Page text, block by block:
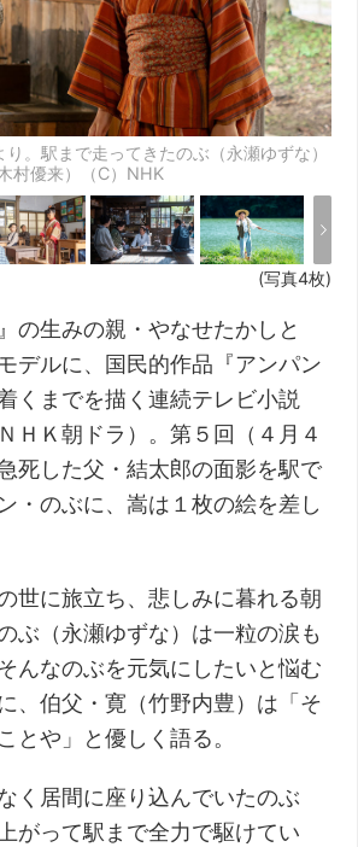
り。駅まで走ってきたのぶ（永瀬ゆずな）
村優来）（C）NHK
(写真4枚)
の生みの親・やなせたかしと
デルに、国民的作品『アンパン
くまでを描く連続テレビ小説
ＨＫ朝ドラ）。第５回（４月４
死した父・結太郎の面影を駅で
・のぶに、嵩は１枚の絵を差し
世に旅立ち、悲しみに暮れる朝
ぶ（永瀬ゆずな）は一粒の涙も
んなのぶを元気にしたいと悩む
、伯父・寛（竹野内豊）は「そ
とや」と優しく語る。
く居間に座り込んでいたのぶ
がって駅まで全力で駆けてい